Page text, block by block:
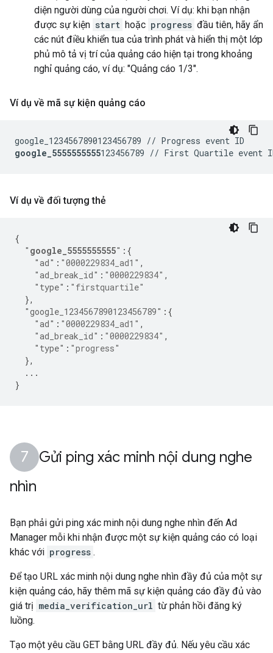
diện người dùng của người chơi. Ví dụ: khi bạn nhận
được sự kiện start hoặc progress đầu tiên, hãy ẩn
các nút điều khiển tua của trình phát và hiển thị một lớp
phủ mô tả vị trí của quảng cáo hiện tại trong khoảng
nghỉ quảng cáo, ví dụ: "Quảng cáo 1/3".
Ví dụ về mã sự kiện quảng cáo
google_5555555555
Ví dụ về đối tượng thẻ
{
" google_5555555555" :{
"ad" : "0000229834_ad1" ,
"ad_break_id" : "0000229834" ,
"type" : "firstquartile"
},
"google_1234567890123456789" :{
"ad" : "0000229834_ad1" ,
"ad_break_id" : "0000229834" ,
"type" : "progress"
},
...
}
Gửi ping xác minh nội dung nghe
nhìn
Bạn phải gửi ping xác minh nội dung nghe nhìn đến Ad
Manager mỗi khi nhận được một sự kiện quảng cáo có loại
khác với progress .
Để tạo URL xác minh nội dung nghe nhìn đầy đủ của một sự
kiện quảng cáo, hãy thêm mã sự kiện quảng cáo đầy đủ vào
giá trị media_verification_url từ phản hồi đăng ký
luồng.
Tạo một yêu cầu GET bằng URL đầy đủ. Nếu yêu cầu xác